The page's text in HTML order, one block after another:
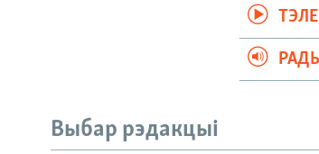
Выбар рэдакцыі